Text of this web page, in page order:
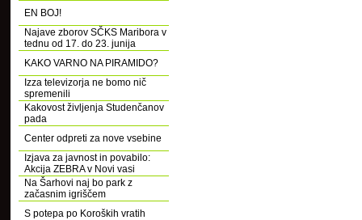
EN BOJ!
Najave zborov SČKS Maribora v
tednu od 17. do 23. junija
KAKO VARNO NA PIRAMIDO?
Izza televizorja ne bomo nič
spremenili
Kakovost življenja Studenčanov
pada
Center odpreti za nove vsebine
Izjava za javnost in povabilo:
Akcija ZEBRA v Novi vasi
Na Šarhovi naj bo park z
začasnim igriščem
S potepa po Koroških vratih